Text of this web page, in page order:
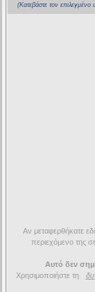
(Κατεβάστε τον επιλεγμένο
Αν μεταφερθήκατε
περιεχόμενο της
Αυτό δεν
Χρησιμοποιήστε τη